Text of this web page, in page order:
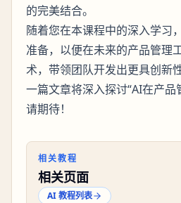
的完美结合。
随着您在本课程中的深入学习
准备，以便在未来的产品管理
术，带领团队开发出更具创新
一篇文章将深入探讨“AI在产品
请期待！
相关教程
相关页面
AI 教程列表